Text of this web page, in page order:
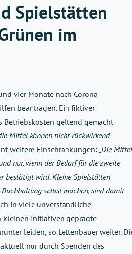
Spielstätten
im
vier Monate nach Corona-
beantragen. Ein fiktiver
Betriebskosten geltend gemacht
Mittel können nicht rückwirkend
weitere Einschränkungen: „Die Mittel
nur, wenn der Bedarf für die zweite
bestätigt wird. Kleine Spielstätten
selbst machen, sind damit
in viele unverständliche
kleinen Initiativen geprägte
leiden, so Lettenbauer weiter.
nur durch Spenden des